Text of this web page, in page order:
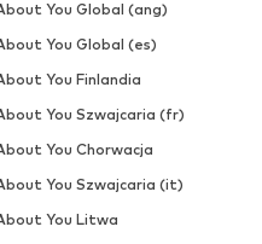
You Global (ang)
You Global (es)
You Finlandia
You Szwajcaria (fr)
You Chorwacja
You Szwajcaria (it)
You Litwa